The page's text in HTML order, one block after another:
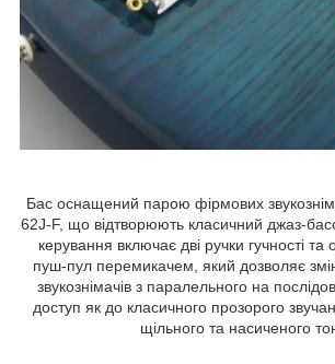
Бас оснащений парою фірмових
62J-F, що відтворюють класичний джаз-
керування включає дві ручки гучності та
пуш-пул перемикачем, який дозволяє
звукознімачів з паралельного на
доступ як до класичного прозорого
щільного та насиченого